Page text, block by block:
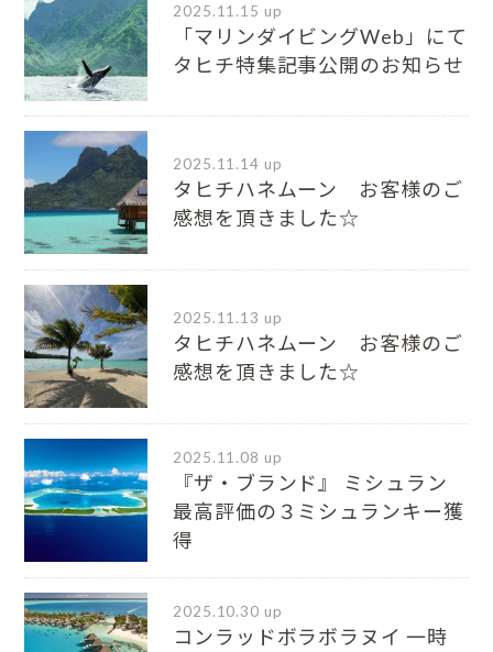
2025.11.15 up
「マリンダイビングWeb」にて
タヒチ特集記事公開のお知らせ
2025.11.14 up
タヒチハネムーン お客様のご
感想を頂きました☆
2025.11.13 up
タヒチハネムーン お客様のご
感想を頂きました☆
2025.11.08 up
『ザ・ブランド』 ミシュラン
最⾼評価の３ミシュランキー獲
得
2025.10.30 up
コンラッドボラボラヌイ 一時